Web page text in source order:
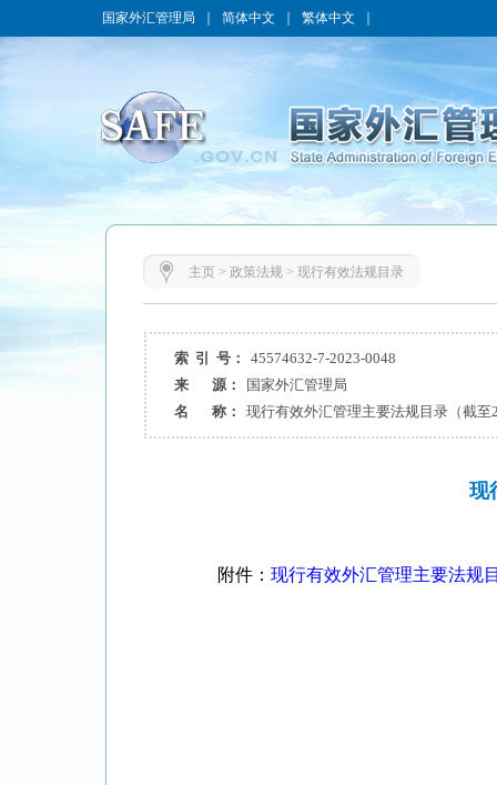
国家外汇管理局 简体中文 繁体中文
主页> 政策法规> 现行有效法规目录
索 引 号：
45574632-7-2023-0048
来 源：
国家外汇管理局
名 称：
现行有效外汇管理主要法规目录（截至
现
附件： 现行有效外汇管理主要法规